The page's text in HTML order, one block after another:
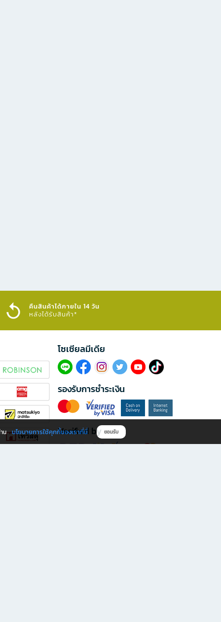
คืนสินค้าได้ภายใน 14 วัน
หลังได้รับสินค้า*
โซเซียลมีเดีย​
รองรับการชำระเงิน
Verified by
น นโยบายการใช้คุกกี้ของเราที่นี่ ยอมรับ